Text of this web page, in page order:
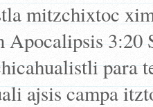
mitzchixtoc
Apocalipsis
para
ajsis campa